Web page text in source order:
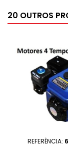
20 OUTROS
REFERÊNCIA: